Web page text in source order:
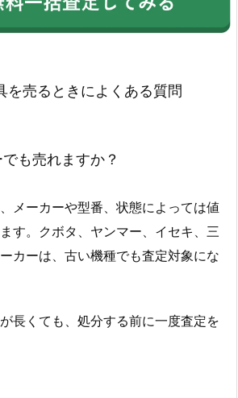
を売るときによくある質問
も売れますか？
メーカーや型番、状態によっては値
す。クボタ、ヤンマー、イセキ、三
カーは、古い機種でも査定対象にな
長くても、処分する前に一度査定を